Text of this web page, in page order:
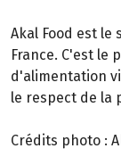
Akal Food est le
France. C'est le
d'alimentation
le respect de la
Crédits photo :